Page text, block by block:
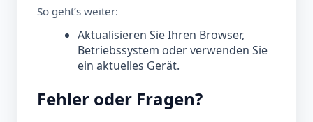
So geht’s weiter:
Aktualisieren Sie Ihren Browser,
Betriebssystem oder verwenden Sie
ein aktuelles Gerät.
Fehler oder Fragen?